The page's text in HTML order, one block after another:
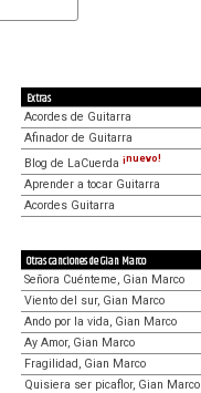
Extras
Acordes de Guitarra
Afinador de Guitarra
Blog de LaCuerda ¡nuevo!
Aprender a tocar Guitarra
Acordes Guitarra
Otras canciones de Gian Marco
Señora Cuénteme, Gian Marco
Viento del sur, Gian Marco
Ando por la vida, Gian Marco
Ay Amor, Gian Marco
Fragilidad, Gian Marco
Quisiera ser picaflor, Gian Marco